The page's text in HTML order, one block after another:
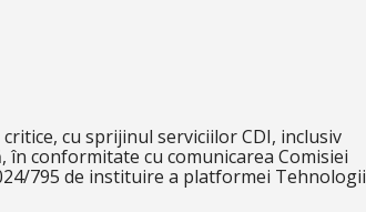
cu sprijinul serviciilor CDI, inclusiv
conformitate cu comunicarea Comisiei
795 de instituire a platformei Tehnologii